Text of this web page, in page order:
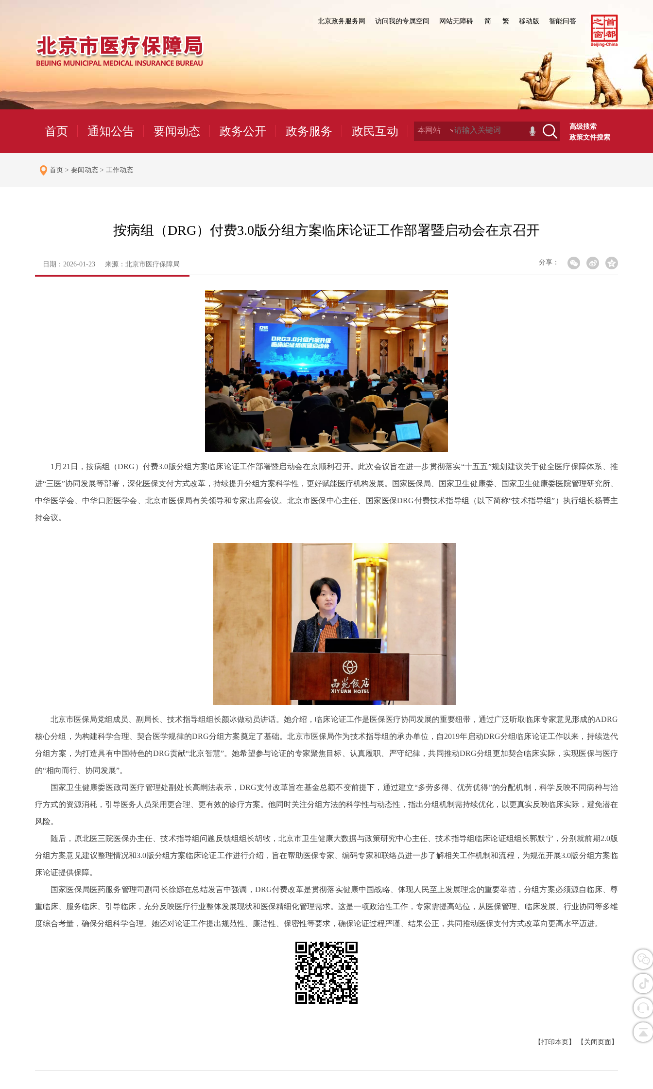
北京政务服务网 访问我的专属空间 网站无障碍 简 繁 移动版 智能问答
首页 通知公告 要闻动态 政务公开 政务服务 政民互动
高级搜索
政策文件搜索
首页 > 要闻动态 > 工作动态
按病组（DRG）付费3.0版分组方案临床论证工作部署暨启动会在京召开
日期：2026-01-23 来源：北京市医疗保障局 分享：
1月21日，按病组（DRG）付费3.0版分组方案临床论证工作部署暨启动会在京顺利召开。此次会议旨在进一步贯彻落实“十五五”规划建议关于健全医疗保障体系、推
进“三医”协同发展等部署，深化医保支付方式改革，持续提升分组方案科学性，更好赋能医疗机构发展。国家医保局、国家卫生健康委、国家卫生健康委医院管理研究所、
中华医学会、中华口腔医学会、北京市医保局有关领导和专家出席会议。北京市医保中心主任、国家医保DRG付费技术指导组（以下简称“技术指导组”）执行组长杨菁主
持会议。
北京市医保局党组成员、副局长、技术指导组组长颜冰做动员讲话。她介绍，临床论证工作是医保医疗协同发展的重要纽带，通过广泛听取临床专家意见形成的ADRG
核心分组，为构建科学合理、契合医学规律的DRG分组方案奠定了基础。北京市医保局作为技术指导组的承办单位，自2019年启动DRG分组临床论证工作以来，持续迭代
分组方案，为打造具有中国特色的DRG贡献“北京智慧”。她希望参与论证的专家聚焦目标、认真履职、严守纪律，共同推动DRG分组更加契合临床实际，实现医保与医疗
的“相向而行、协同发展”。
国家卫生健康委医政司医疗管理处副处长高嗣法表示，DRG支付改革旨在基金总额不变前提下，通过建立“多劳多得、优劳优得”的分配机制，科学反映不同病种与治
疗方式的资源消耗，引导医务人员采用更合理、更有效的诊疗方案。他同时关注分组方法的科学性与动态性，指出分组机制需持续优化，以更真实反映临床实际，避免潜在
风险。
随后，原北医三院医保办主任、技术指导组问题反馈组组长胡牧，北京市卫生健康大数据与政策研究中心主任、技术指导组临床论证组组长郭默宁，分别就前期2.0版
分组方案意见建议整理情况和3.0版分组方案临床论证工作进行介绍，旨在帮助医保专家、编码专家和联络员进一步了解相关工作机制和流程，为规范开展3.0版分组方案临
床论证提供保障。
国家医保局医药服务管理司副司长徐娜在总结发言中强调，DRG付费改革是贯彻落实健康中国战略、体现人民至上发展理念的重要举措，分组方案必须源自临床、尊
重临床、服务临床、引导临床，充分反映医疗行业整体发展现状和医保精细化管理需求。这是一项政治性工作，专家需提高站位，从医保管理、临床发展、行业协同等多维
度综合考量，确保分组科学合理。她还对论证工作提出规范性、廉洁性、保密性等要求，确保论证过程严谨、结果公正，共同推动医保支付方式改革向更高水平迈进。
【打印本页】 【关闭页面】